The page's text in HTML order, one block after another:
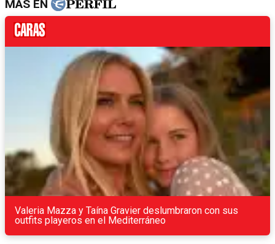
MÁS EN
Valeria Mazza y Taína Gravier deslumbraron con sus
outfits playeros en el Mediterráneo